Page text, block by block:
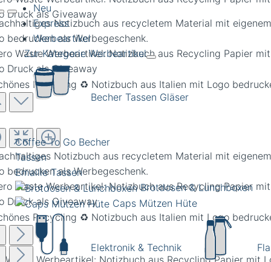
Neu
Express
Werbeartikel
Zur Kategorie Werbeartikel
Becher Tassen Gläser
Coffee To Go Becher
Tassen
Emaille Tassen
Brotdosen & Lunchboxen
Caps Mützen Hüte
Elektronik & Technik
Waste Werbeartikel: Notizbuch aus Recycling Papier mit